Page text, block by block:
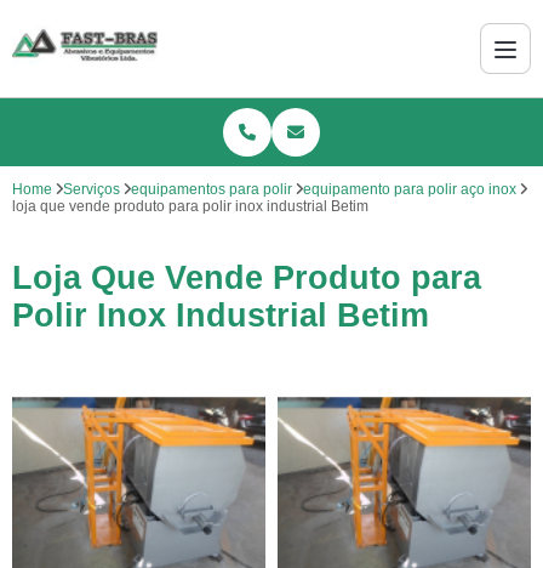
Home Serviços equipamentos para polir
equipamento para polir aço inox
loja que vende produto para polir inox industrial Betim
Loja Que Vende Produto para
Polir Inox Industrial Betim